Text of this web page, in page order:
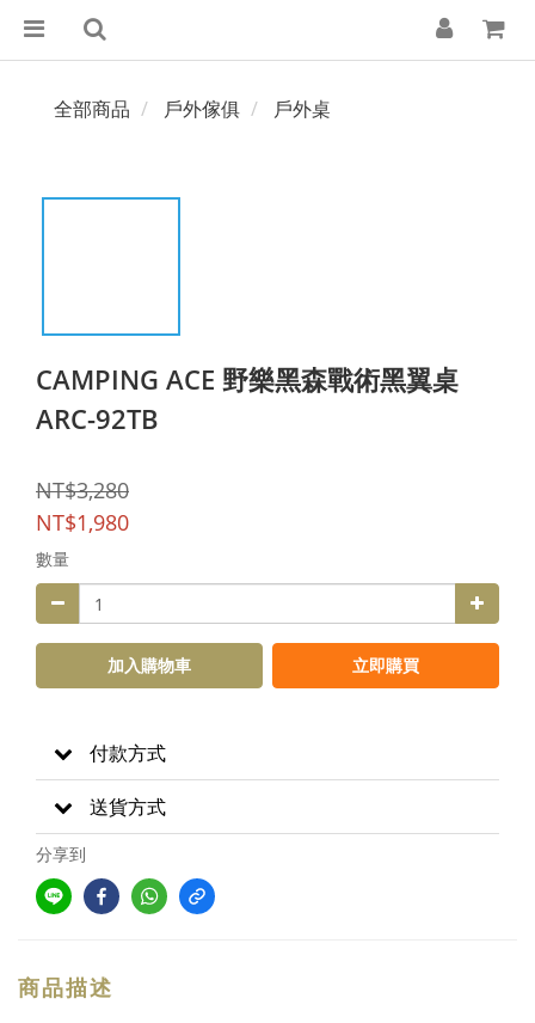
全部商品 戶外傢俱 戶外桌
CAMPING ACE 野樂黑森戰術黑翼桌
ARC-92TB
NT$3,280
NT$1,980
數量
加入購物車 立即購買
付款方式
送貨方式
分享到
商品描述